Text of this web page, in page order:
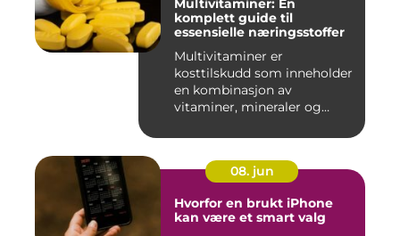
Multivitaminer: En
komplett guide til
essensielle næringsstoffer
Multivitaminer er
kosttilskudd som inneholder
en kombinasjon av
vitaminer, mineraler og
08. jun
Hvorfor en brukt iPhone
kan være et smart valg